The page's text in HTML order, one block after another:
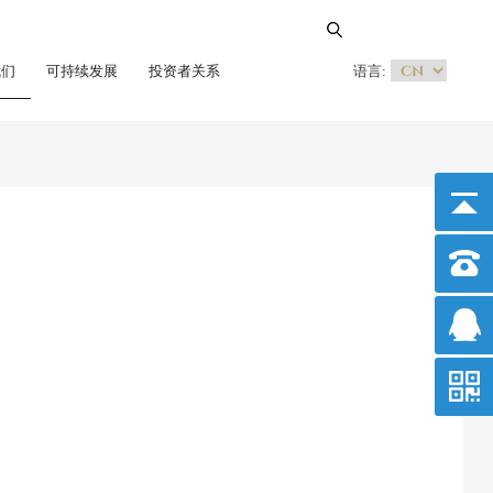
可持续发展 投资者关系 语言: